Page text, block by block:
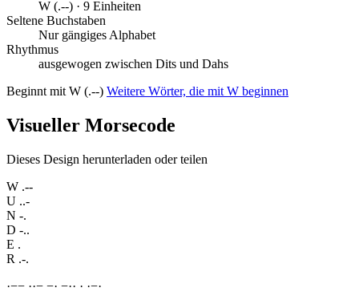
W (.--) · 9 Einheiten
Seltene Buchstaben
Nur gängiges Alphabet
Rhythmus
ausgewogen zwischen Dits und Dahs
Beginnt mit W (.--) Weitere Wörter, die mit W beginnen
Visueller Morsecode
Dieses Design herunterladen oder teilen
W .--
U ..-
N -.
D -..
E .
R .-.
·−− ··− −· −·· · ·−·